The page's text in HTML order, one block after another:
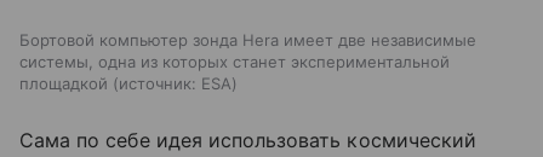
Бортовой компьютер зонда Hera имеет две независимые
системы, одна из которых станет экспериментальной
площадкой
источник: ESA
Сама по себе идея использовать космический